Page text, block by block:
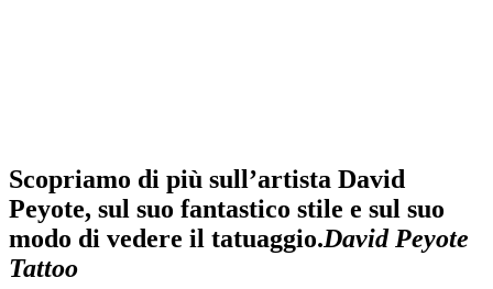
Scopriamo di più sull’artista David
Peyote, sul suo fantastico stile e sul suo
modo di vedere il tatuaggio.David Peyote
Tattoo